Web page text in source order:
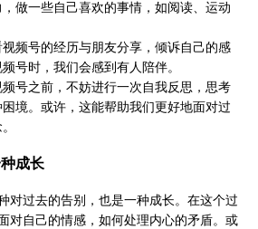
做一些自己喜欢的事情，如阅读、运动
视频号的经历与朋友分享，倾诉自己的感
号时，我们会感到有人陪伴。
频号之前，不妨进行一次自我反思，思考
境。或许，这能帮助我们更好地面对过
成长
对过去的告别，也是一种成长。在这个过
对自己的情感，如何处理内心的矛盾。或